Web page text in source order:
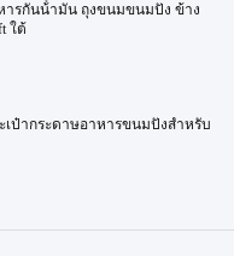
ารกันน้ํามัน ถุงขนมขนมปัง ข้าง
ใต้
ป๋ากระดาษอาหารขนมปังสําหรับ